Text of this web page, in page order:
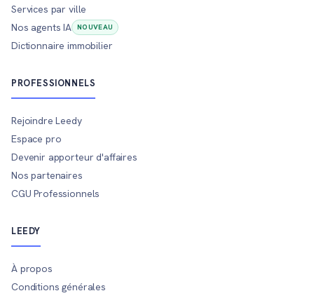
Services par ville
Nos agents IA
NOUVEAU
Dictionnaire immobilier
PROFESSIONNELS
Rejoindre Leedy
Espace pro
Devenir apporteur d'affaires
Nos partenaires
CGU Professionnels
LEEDY
À propos
Conditions générales